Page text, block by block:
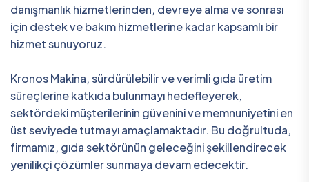
danışmanlık hizmetlerinden, devreye alma ve sonrası
için destek ve bakım hizmetlerine kadar kapsamlı bir
hizmet sunuyoruz.
Kronos Makina, sürdürülebilir ve verimli gıda üretim
süreçlerine katkıda bulunmayı hedefleyerek,
sektördeki müşterilerinin güvenini ve memnuniyetini en
üst seviyede tutmayı amaçlamaktadır. Bu doğrultuda,
firmamız, gıda sektörünün geleceğini şekillendirecek
yenilikçi çözümler sunmaya devam edecektir.